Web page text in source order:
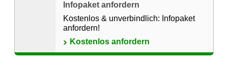
Infopaket anfordern
Kostenlos & unverbindlich: Infopaket
anfordern!
Kostenlos anfordern